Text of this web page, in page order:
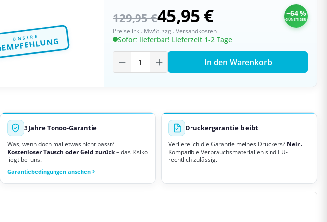
UNSERE
EMPFEHLUNG
129,95 €45,95 € −64 %
GÜNSTIGER
Preise inkl. MwSt. zzgl. Versandkosten
Sofort lieferbar! Lieferzeit 1-2 Tage
Produkt Anzahl: Gib den
In den Warenkorb
3 Jahre Tonoo-Garantie
Was, wenn doch mal etwas nicht passt?
Kostenloser Tausch oder Geld zurück– das Risiko
liegt bei uns.
Garantiebedingungen ansehen
Druckergarantie bleibt
Verliere ich die Garantie meines Druckers? Nein.
Kompatible Verbrauchsmaterialien sind EU-
rechtlich zulässig.